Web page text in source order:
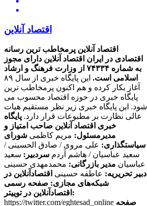
اقتصاد آنلاین
اقتصاد آنلاین پرمخاطب ترین رسانه
اقتصادی در ایران اقتصاد آنلاین دارای مجوز
به شماره ۷۴۳۳۴ از وزارت فرهنگ و ارشاد
اسلامی است.
این پایگاه خبری از سال ۸۹
آغاز بکار کرده و هم اکنون پرمخاطب ترین
پایگاه خبری در حوزه اقتصاد محسوب می
شود. این پایگاه خبری زیر نظر مستقیم هیات
عالی نظارت بر مطبوعات قرار دارد. پایگاه
خبری اقتصاد آنلاین صاحب امتیاز و
مدیرمسئول: مریم کاظمی شورای
سیاستگذاری: علی مروی / صادق الحسینی /
سعید عباسیان / هاشم آردم سردبیر: سعید
عباسیان مدیر بازرگانی: محمدمهدی حسینی
دبیر تحریریه: عاطفه حسینی اقتصادآنلاین در
شبکه‌های مجازی: صفحه رسمی
اقتصادآنلاین در توییتر:
https://twitter.com/eghtesad_online صفحه